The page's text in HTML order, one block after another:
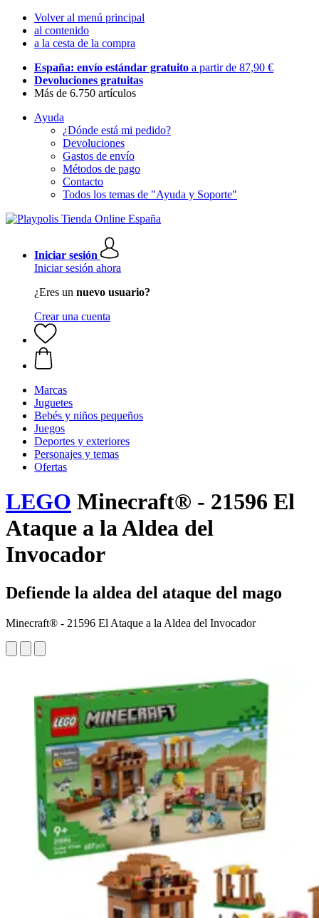
Volver al menú principal
al contenido
a la cesta de la compra
España: envío estándar gratuito a partir de 87,90 €
Devoluciones gratuitas
Más de 6.750 artículos
Ayuda
¿Dónde está mi pedido?
Devoluciones
Gastos de envío
Métodos de pago
Contacto
Todos los temas de "Ayuda y Soporte"
Iniciar sesión
Iniciar sesión ahora
¿Eres un nuevo usuario?
Crear una cuenta
Marcas
Juguetes
Bebés y niños pequeños
Juegos
Deportes y exteriores
Personajes y temas
Ofertas
LEGO Minecraft® - 21596 El
Ataque a la Aldea del
Invocador
Defiende la aldea del ataque del mago
Minecraft® - 21596 El Ataque a la Aldea del Invocador